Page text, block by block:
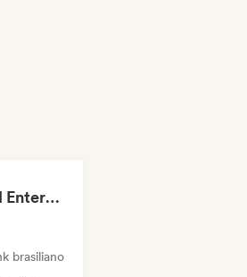
Dreamers Island Entertainment
brasiliano